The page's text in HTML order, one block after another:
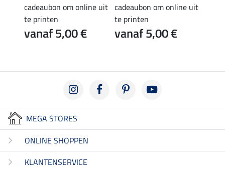
cadeaubon om online uit
te printen
vanaf 5,00 €
cadeaubon om online uit
te printen
vanaf 5,00 €
MEGA STORES
ONLINE SHOPPEN
KLANTENSERVICE